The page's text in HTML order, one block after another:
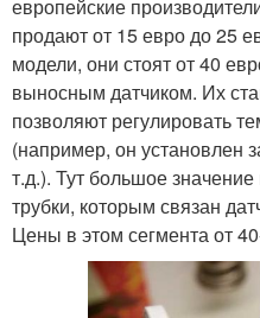
европейские
продают от 15 евро до 25
модели, они стоят от 40
выносным датчиком. Их
позволяют регулировать
(например, он установлен
т.д.). Тут большое
трубки, которым связан
Цены в этом сегмента от